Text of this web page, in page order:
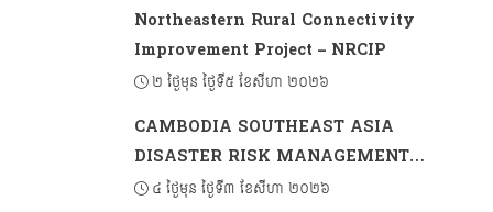
Northeastern Rural Connectivity
Improvement Project – NRCIP
២ ថ្ងៃមុន ថ្ងៃទី៥ ខែសីហា ២០២៦
CAMBODIA SOUTHEAST ASIA
DISASTER RISK MANAGEMENT
PROJECT 2 (CSADRM-2)
៤ ថ្ងៃមុន ថ្ងៃទី៣ ខែសីហា ២០២៦